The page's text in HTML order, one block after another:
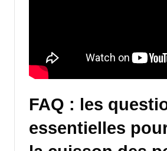
FAQ : les
essentielles